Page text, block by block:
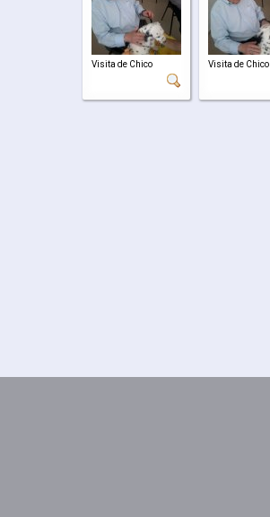
Visita de Chico Visita de Chico